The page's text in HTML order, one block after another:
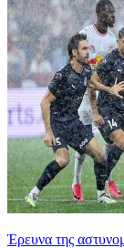
Έρευνα της